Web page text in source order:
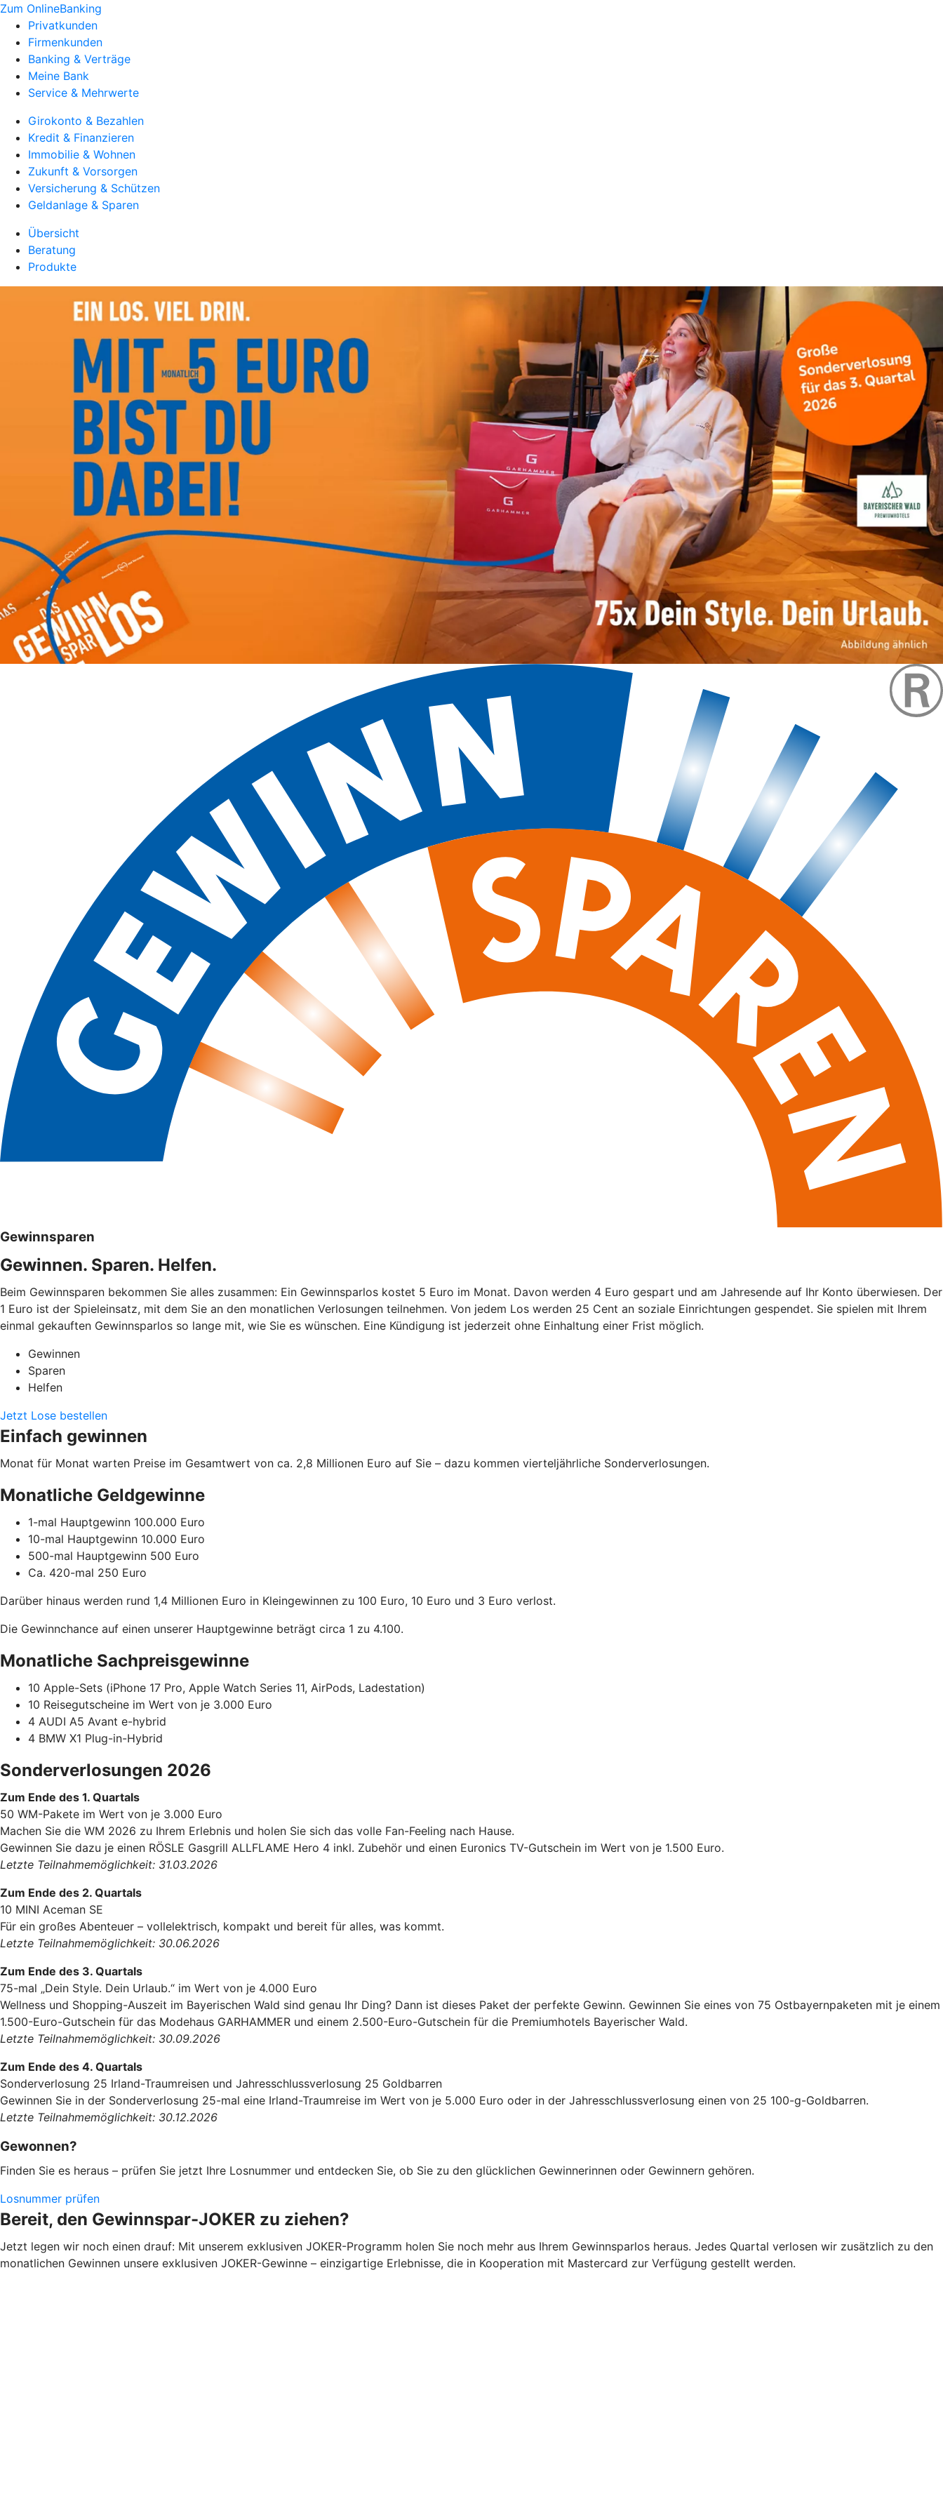
Zum OnlineBanking
Privatkunden
Firmenkunden
Banking & Verträge
Meine Bank
Service & Mehrwerte
Girokonto & Bezahlen
Kredit & Finanzieren
Immobilie & Wohnen
Zukunft & Vorsorgen
Versicherung & Schützen
Geldanlage & Sparen
Übersicht
Beratung
Produkte
Gewinnsparen
Gewinnen. Sparen. Helfen.
Beim Gewinnsparen bekommen Sie alles zusammen: Ein Gewinnsparlos kostet 5 Euro im Monat. Davon werden 4 Euro gespart und am Jahresende auf Ihr Konto überwiesen. Der
1 Euro ist der Spieleinsatz, mit dem Sie an den monatlichen Verlosungen teilnehmen. Von jedem Los werden 25 Cent an soziale Einrichtungen gespendet. Sie spielen mit Ihrem
einmal gekauften Gewinnsparlos so lange mit, wie Sie es wünschen. Eine Kündigung ist jederzeit ohne Einhaltung einer Frist möglich.
Gewinnen
Sparen
Helfen
Jetzt Lose bestellen
Einfach gewinnen
Monat für Monat warten Preise im Gesamtwert von ca. 2,8 Millionen Euro auf Sie – dazu kommen vierteljährliche Sonderverlosungen.
Monatliche Geldgewinne
1-mal Hauptgewinn 100.000 Euro
10-mal Hauptgewinn 10.000 Euro
500-mal Hauptgewinn 500 Euro
Ca. 420-mal 250 Euro
Darüber hinaus werden rund 1,4 Millionen Euro in Kleingewinnen zu 100 Euro, 10 Euro und 3 Euro verlost.
Die Gewinnchance auf einen unserer Hauptgewinne beträgt circa 1 zu 4.100.
Monatliche Sachpreisgewinne
10 Apple-Sets (iPhone 17 Pro, Apple Watch Series 11, AirPods, Ladestation)
10 Reisegutscheine im Wert von je 3.000 Euro
4 AUDI A5 Avant e-hybrid
4 BMW X1 Plug-in-Hybrid
Sonderverlosungen 2026
Zum Ende des 1. Quartals
50 WM-Pakete im Wert von je 3.000 Euro
Machen Sie die WM 2026 zu Ihrem Erlebnis und holen Sie sich das volle Fan-Feeling nach Hause.
Gewinnen Sie dazu je einen RÖSLE Gasgrill ALLFLAME Hero 4 inkl. Zubehör und einen Euronics TV-Gutschein im Wert von je 1.500 Euro.
Letzte Teilnahmemöglichkeit: 31.03.2026
Zum Ende des 2. Quartals
10 MINI Aceman SE
Für ein großes Abenteuer – vollelektrisch, kompakt und bereit für alles, was kommt.
Letzte Teilnahmemöglichkeit: 30.06.2026
Zum Ende des 3. Quartals
75-mal „Dein Style. Dein Urlaub.“ im Wert von je 4.000 Euro
Wellness und Shopping-Auszeit im Bayerischen Wald sind genau Ihr Ding? Dann ist dieses Paket der perfekte Gewinn. Gewinnen Sie eines von 75 Ostbayernpaketen mit je einem
1.500-Euro-Gutschein für das Modehaus GARHAMMER und einem 2.500-Euro-Gutschein für die Premiumhotels Bayerischer Wald.
Letzte Teilnahmemöglichkeit: 30.09.2026
Zum Ende des 4. Quartals
Sonderverlosung 25 Irland-Traumreisen und Jahresschlussverlosung 25 Goldbarren
Gewinnen Sie in der Sonderverlosung 25-mal eine Irland-Traumreise im Wert von je 5.000 Euro oder in der Jahresschlussverlosung einen von 25 100-g-Goldbarren.
Letzte Teilnahmemöglichkeit: 30.12.2026
Gewonnen?
Finden Sie es heraus – prüfen Sie jetzt Ihre Losnummer und entdecken Sie, ob Sie zu den glücklichen Gewinnerinnen oder Gewinnern gehören.
Losnummer prüfen
Bereit, den Gewinnspar-JOKER zu ziehen?
Jetzt legen wir noch einen drauf: Mit unserem exklusiven JOKER-Programm holen Sie noch mehr aus Ihrem Gewinnsparlos heraus. Jedes Quartal verlosen wir zusätzlich zu den
monatlichen Gewinnen unsere exklusiven JOKER-Gewinne – einzigartige Erlebnisse, die in Kooperation mit Mastercard zur Verfügung gestellt werden.